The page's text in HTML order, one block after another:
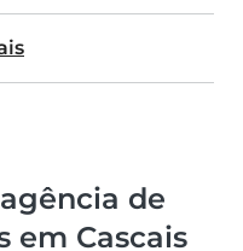
de
em Cascais